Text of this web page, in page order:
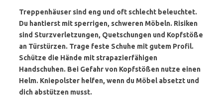
Treppenhäuser sind eng und oft schlecht beleuchtet.
Du hantierst mit sperrigen, schweren Möbeln. Risiken
sind Sturzverletzungen, Quetschungen und Kopfstöße
an Türstürzen. Trage feste Schuhe mit gutem Profil.
Schütze die Hände mit strapazierfähigen
Handschuhen. Bei Gefahr von Kopfstößen nutze einen
Helm. Kniepolster helfen, wenn du Möbel absetzt und
dich abstützen musst.